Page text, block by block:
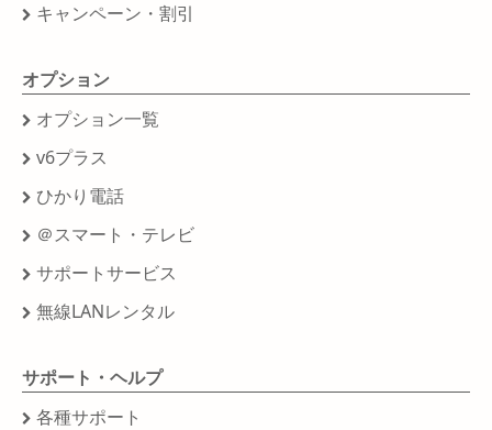
キャンペーン・割引
オプション
オプション一覧
v6プラス
ひかり電話
＠スマート・テレビ
サポートサービス
無線LANレンタル
サポート・ヘルプ
各種サポート